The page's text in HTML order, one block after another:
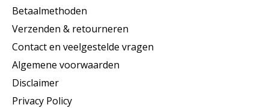
Betaalmethoden
Verzenden & retourneren
Contact en veelgestelde vragen
Algemene voorwaarden
Disclaimer
Privacy Policy